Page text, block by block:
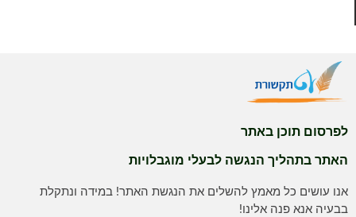
לפרסום תוכן באתר
האתר בתהליך הנגשה לבעלי מוגבלויות
אנו עושים כל מאמץ להשלים את הנגשת האתר! במידה ונתקלת
בבעיה אנא פנה אלינו!